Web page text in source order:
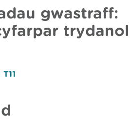
gwastraff:
trydanol
T11